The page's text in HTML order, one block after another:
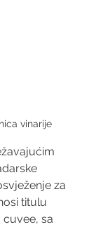
vinarije
za
titulu
cuvee, sa